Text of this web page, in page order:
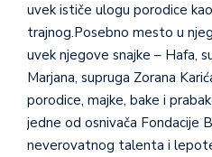
uvek ističe ulogu porodice
trajnog.Posebno mesto u
uvek njegove snajke – Hafa,
Marjana, supruga Zorana
porodice, majke, bake i
jedne od osnivača Fondacije
neverovatnog talenta i